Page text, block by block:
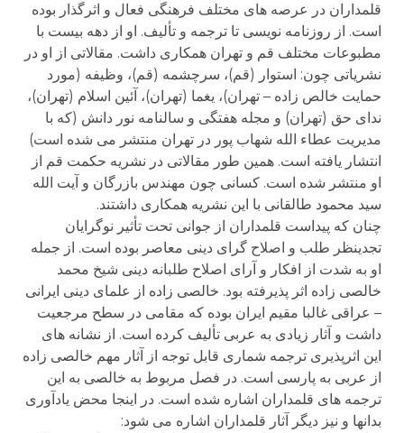
قلمداران در عرصه های مختلف فرهنگی فعال و اثرگذار بوده
است. از روزنامه نویسی تا ترجمه و تألیف. او از دهه بیست با
مطبوعات مختلف قم و تهران همکاری داشت. مقالاتی از او در
نشریاتی چون: استوار (قم)، سرچشمه (قم)، وظیفه (مورد
حمایت خالص زاده – تهران)، یغما (تهران)، آئین اسلام (تهران)،
ندای حق (تهران) و مجله هفتگی و سالنامه نور دانش (که با
مدیریت عطاء الله شهاب پور در تهران منتشر می شده است)
انتشار یافته است. همین طور مقالاتی در نشریه حکمت قم از
او منتشر شده است. کسانی چون مهندس بازرگان و آیت الله
سید محمود طالقانی با این نشریه همکاری داشتند.
چنان که پیداست قلمداران از جوانی تحت تأثیر نوگرایان
تجدینظر طلب و اصلاح گرای دینی معاصر بوده است. از جمله
او به شدت از افکار و آرای اصلاح طلبانه دینی شیخ محمد
خالصی زاده اثر پذیرفته بود. خالصی زاده از علمای دینی ایرانی
– عراقی غالبا مقیم ایران بوده که مقامی در سطح مرجعیت
داشت و آثار زیادی به عربی تألیف کرده است. از نشانه های
این اثرپذیری ترجمه شماری قابل توجه از آثار مهم خالصی زاده
از عربی به پارسی است. در فصل مربوط به خالصی به این
ترجمه های قلمداران اشاره شده است. در اینجا محض یادآوری
بدانها و نیز دیگر آثار قلمداران اشاره می شود: